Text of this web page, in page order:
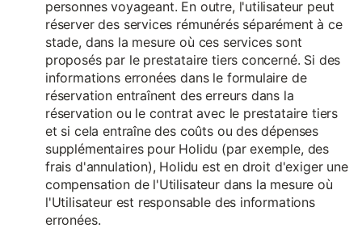
personnes voyageant. En outre, l'utilisateur peut
réserver des services rémunérés séparément à ce
stade, dans la mesure où ces services sont
proposés par le prestataire tiers concerné. Si des
informations erronées dans le formulaire de
réservation entraînent des erreurs dans la
réservation ou le contrat avec le prestataire tiers
et si cela entraîne des coûts ou des dépenses
supplémentaires pour Holidu (par exemple, des
frais d'annulation), Holidu est en droit d'exiger une
compensation de l'Utilisateur dans la mesure où
l'Utilisateur est responsable des informations
erronées.